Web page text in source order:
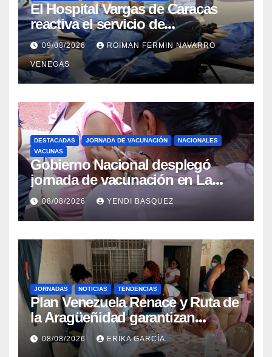
El Hospital Vargas de Caracas
reactiva el servicio de
Colangiopancreatografía
Retrógrada Endoscópica para
beneficiar a cientos de pacientes
09/08/2026 ROIMAN FERMIN NAVARRO
VENEGAS
DESTACADAS JORNADA DE VACUNACIÓN
NACIONALES
VACUNAS
Gobierno Nacional desplegó
jornada de vacunación en La
Guaira para garantizar protección
epidemiológica
08/08/2026 YENDI BASQUEZ
JORNADAS NOTICIAS TENDENCIAS
Plan Venezuela Renace y Ruta de
la Aragüeñidad garantizan
atención médica integral en
Aragua
08/08/2026 ERIKA GARCÍA